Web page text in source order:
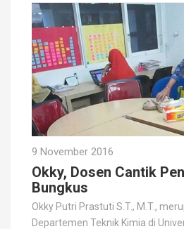
9 November 2016
Okky, Dosen Cantik
Bungkus
Okky Putri Prastuti S.T., M.T.,
Departemen Teknik Kimia di